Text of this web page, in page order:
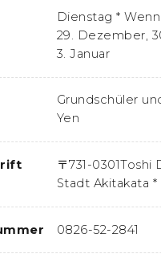
Dienstag *
29. Dezember,
3. Januar
Grundschüler
Yen
〒731-0301Toshi
Stadt Akitakata
0826-52-2841